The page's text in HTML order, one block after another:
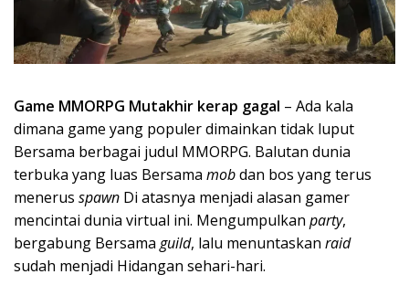
Game MMORPG Mutakhir kerap gagal – Ada kala
dimana game yang populer dimainkan tidak luput
Bersama berbagai judul MMORPG. Balutan dunia
terbuka yang luas Bersama mobdan bos yang terus
menerus spawn Di atasnya menjadi alasan gamer
mencintai dunia virtual ini. Mengumpulkan party,
bergabung Bersama guild, lalu menuntaskan raid
sudah menjadi Hidangan sehari-hari.